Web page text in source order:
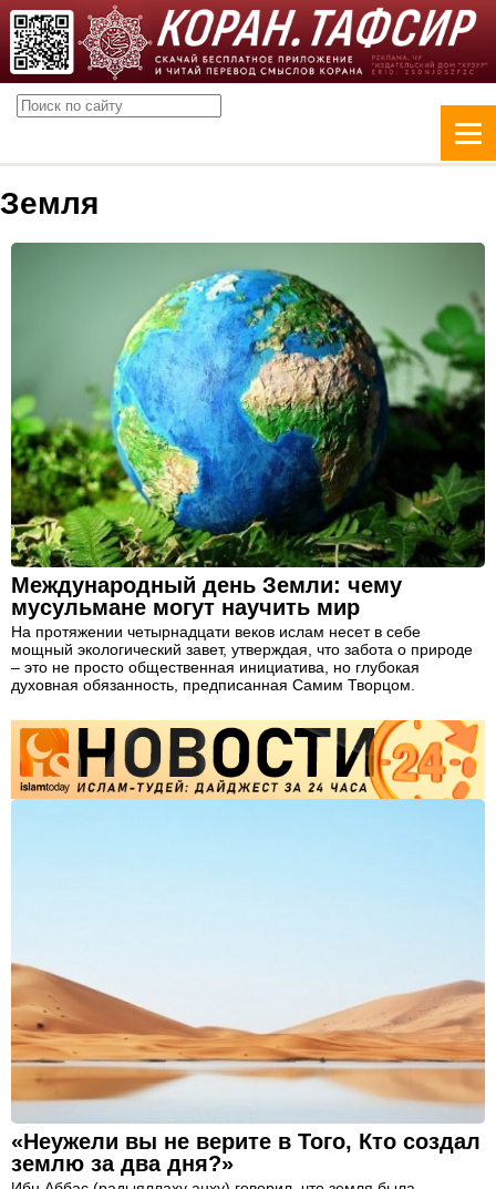
Земля
Международный день Земли: чему
мусульмане могут научить мир
На протяжении четырнадцати веков ислам несет в себе
мощный экологический завет, утверждая, что забота о природе
– это не просто общественная инициатива, но глубокая
духовная обязанность, предписанная Самим Творцом.
«Неужели вы не верите в Того, Кто создал
землю за два дня?»